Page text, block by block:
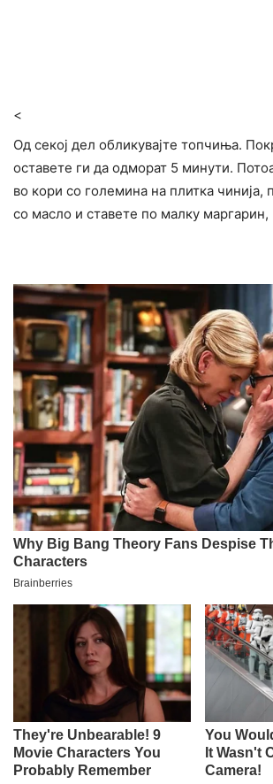
<
Од секој дел обликувајте топчиња.
оставете ги да одморат 5 минути.
во кори со големина на плитка чинија,
со масло и ставете по малку маргарин,